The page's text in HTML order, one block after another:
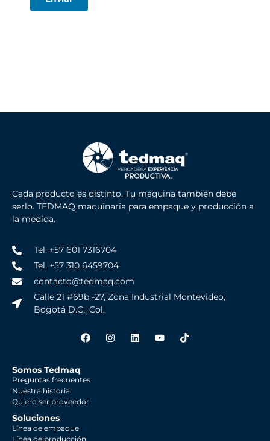
Cada producto es distinto. Tu máquina también debe
serlo. TEDMAQ maquinaria para empaque y producción a
la medida.
Tel. +57 601 7316704
Tel. +57 310 6459704
contacto@tedmaq.com
Calle 21 #69b -27, Zona Industrial Montevideo,
Bogotá D.C., Col.
Somos Tedmaq
Preguntas frecuentes
Nuestra historia
Quiero ser proveedor
Soluciones
Línea de empaque
Línea de producción